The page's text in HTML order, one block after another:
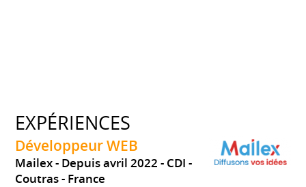
EXPÉRIENCES
Développeur WEB
Mailex Depuis avril 2022 CDI
Coutras
France